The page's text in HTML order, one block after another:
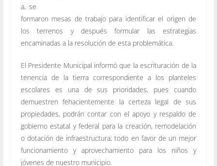
a, se
formaron mesas de trabajo para identificar el origen de
los terrenos y después formular las estrategias
encaminadas a la resolución de esta problemática.
El Presidente Municipal informó que la escrituración de la
tenencia de la tierra correspondiente a los planteles
escolares es una de sus prioridades, pues cuando
demuestren fehacientemente la certeza legal de sus
propiedades, podrán contar con el apoyo y respaldo de
gobierno estatal y federal para la creación, remodelación
o dotación de infraestructura; todo en favor de un mejor
funcionamiento y aprovechamiento para los niños y
jóvenes de nuestro municipio.